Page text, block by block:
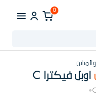
0
اوبل فيكترا C
•